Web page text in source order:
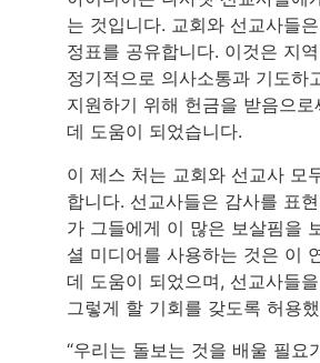
는 것입니다. 교회와 선교사들
정표를 공유합니다. 이것은 지
정기적으로 의사소통과 기도하
지원하기 위해 헌금을 받음으
데 도움이 되었습니다.
이 제스 처는 교회와 선교사 모
합니다. 선교사들은 감사를 표
가 그들에게 이 많은 보살핌을
셜 미디어를 사용하는 것은 이
데 도움이 되었으며, 선교사들
그렇게 할 기회를 갖도록 허용
“우리는 돌보는 것을 배울 필요